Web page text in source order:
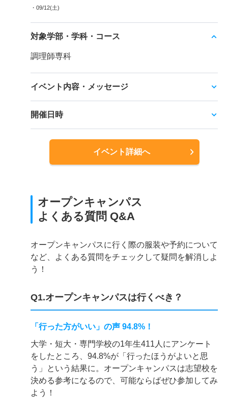
・09/12(土)
対象学部・学科・コース
調理師専科
イベント内容・メッセージ
開催日時
イベント詳細へ
オープンキャンパス
よくある質問 Q&A
オープンキャンパスに行く際の服装や予約について
など、よくある質問をチェックして疑問を解消しよ
う！
Q1.オープンキャンパスは行くべき？
「行った方がいい」の声 94.8%！
大学・短大・専門学校の1年生411人にアンケート
をしたところ、94.8%が「行ったほうがよいと思
う」という結果に。オープンキャンパスは志望校を
決める参考になるので、可能ならばぜひ参加してみ
よう！